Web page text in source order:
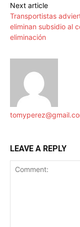
Next article
Transportistas
eliminan subsidio al
eliminación
LEAVE A REPLY